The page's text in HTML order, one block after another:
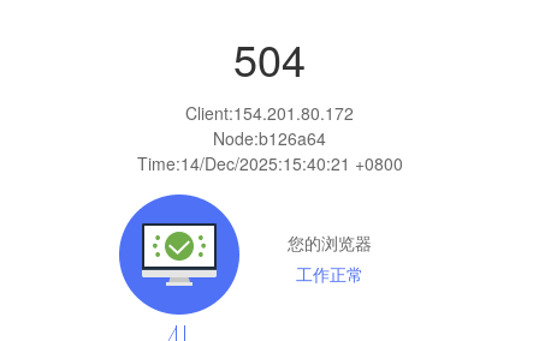
504
Client:154.201.80.172
Node:b126a64
Time:14/Dec/2025:15:40:21 +0800
您的浏览器
工作正常